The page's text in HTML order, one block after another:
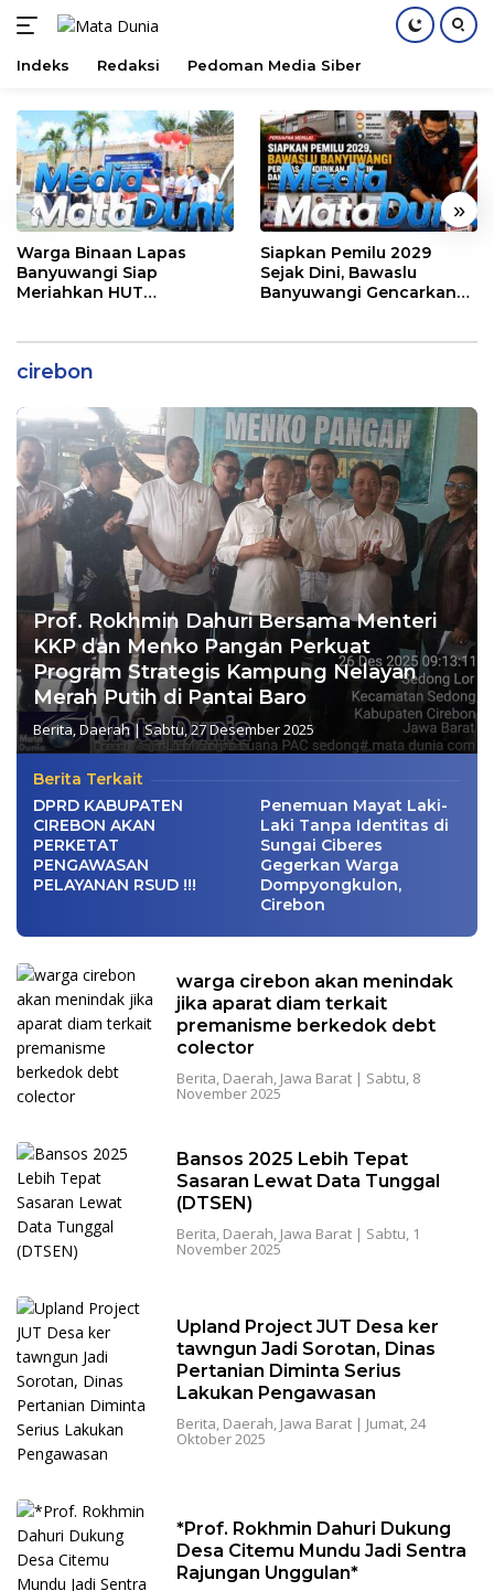
konten
Indeks Redaksi Pedoman Media Siber
« »
Warga Binaan Lapas
Banyuwangi Siap
Meriahkan HUT
Siapkan Pemilu 2029
Sejak Dini, Bawaslu
Banyuwangi Gencarkan
cirebon
Prof. Rokhmin Dahuri Bersama Menteri
KKP dan Menko Pangan Perkuat
Program Strategis Kampung Nelayan
Merah Putih di Pantai Baro
Berita,Daerah|Sabtu, 27 Desember 2025
Berita Terkait
DPRD KABUPATEN
CIREBON AKAN
PERKETAT
PENGAWASAN
PELAYANAN RSUD !!!
Penemuan Mayat Laki-
Laki Tanpa Identitas di
Sungai Ciberes
Gegerkan Warga
Dompyongkulon,
Cirebon
warga cirebon akan menindak
jika aparat diam terkait
premanisme berkedok debt
colector
Berita, Daerah, Jawa Barat| Sabtu, 8
November 2025
Bansos 2025 Lebih Tepat
Sasaran Lewat Data Tunggal
(DTSEN)
Berita, Daerah, Jawa Barat| Sabtu, 1
November 2025
Upland Project JUT Desa ker
tawngun Jadi Sorotan, Dinas
Pertanian Diminta Serius
Lakukan Pengawasan
Berita, Daerah, Jawa Barat| Jumat, 24
Oktober 2025
‎*Prof. Rokhmin Dahuri Dukung
Desa Citemu Mundu Jadi Sentra
Rajungan Unggulan*